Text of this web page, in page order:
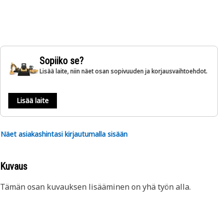
Sopiiko se?
Lisää laite, niin näet osan sopivuuden ja korjausvaihtoehdot.
Lisää laite
Näet asiakashintasi kirjautumalla sisään
Kuvaus
Tämän osan kuvauksen lisääminen on yhä työn alla.